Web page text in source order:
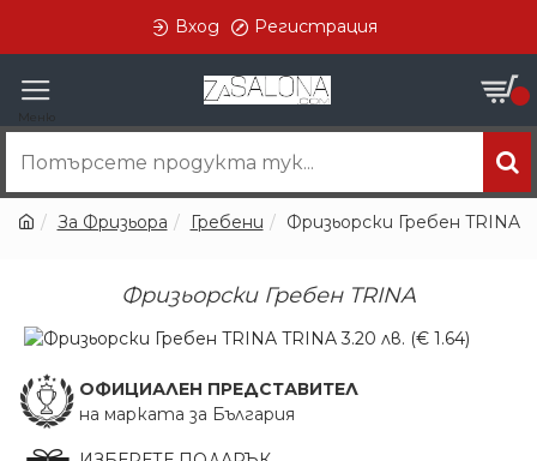
Вход Регистрация
За Фризьора Гребени Фризьорски Гребен TRINA
Фризьорски Гребен TRINA
ОФИЦИАЛЕН ПРЕДСТАВИТЕЛ
на марката за България